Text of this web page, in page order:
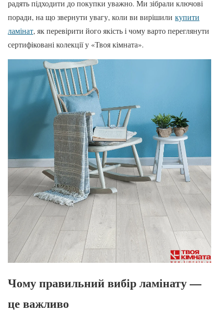
радять підходити до покупки уважно. Ми зібрали ключові
поради, на що звернути увагу, коли ви вирішили купити
ламінат, як перевірити його якість і чому варто переглянути
сертифіковані колекції у «Твоя кімната».
Чому правильний вибір ламінату —
це важливо